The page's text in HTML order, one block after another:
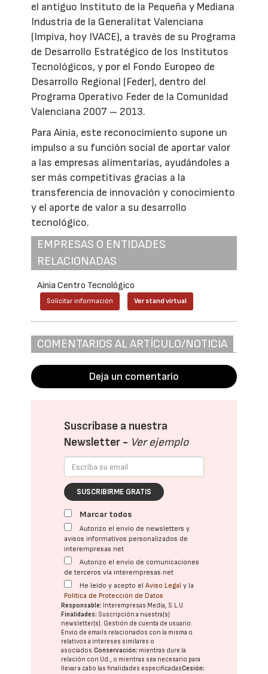
el antiguo Instituto de la Pequeña y Mediana
Industria de la Generalitat Valenciana
(Impiva, hoy IVACE), a través de su Programa
de Desarrollo Estratégico de los Institutos
Tecnológicos, y por el Fondo Europeo de
Desarrollo Regional (Feder), dentro del
Programa Operativo Feder de la Comunidad
Valenciana 2007 – 2013.
Para Ainia, este reconocimiento supone un
impulso a su función social de aportar valor
a las empresas alimentarias, ayudándoles a
ser más competitivas gracias a la
transferencia de innovación y conocimiento
y el aporte de valor a su desarrollo
tecnológico.
EMPRESAS O ENTIDADES
RELACIONADAS
Ainia Centro Tecnológico
Solicitar información Ver stand virtual
COMENTARIOS AL ARTÍCULO/NOTICIA
Deja un comentario
Suscríbase a nuestra
Newsletter - Ver ejemplo
SUSCRIBIRME GRATIS
Marcar todos
Autorizo el envío de newsletters y
avisos informativos personalizados de
interempresas.net
Autorizo el envío de comunicaciones
de terceros vía interempresas.net
He leído y acepto elAviso Legal y la
Política de Protección de Datos
Responsable: Interempresas Media, S.L.U.
Finalidades: Suscripción a nuestra(s)
newsletter(s). Gestión de cuenta de usuario.
Envío de emails relacionados con la misma o
relativos a intereses similares o
asociados.Conservación: mientras dure la
relación con Ud., o mientras sea necesario para
llevar a cabo las finalidades especificadasCesión: